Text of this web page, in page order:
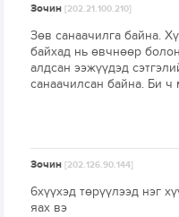
Зочин[202.21.100.210]
Зөв санаачилга байна.
байхад нь өвчнөөр
алдсан ээжүүдэд
санаачилсан байна. Би ч
Зочин[202.126.90.144]
6хүүхэд төрүүлээд нэг
яах вэ